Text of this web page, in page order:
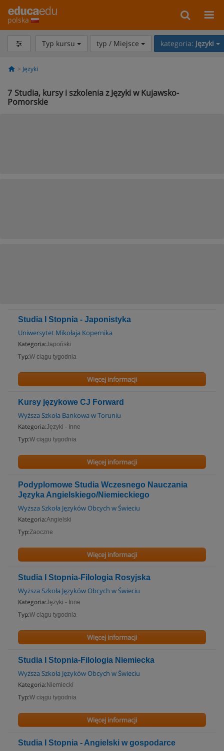
polska
Typ kursu typ / Miejsce kategoria: Języki
Języki
7 Studia, kursy i szkolenia z Języki w Kujawsko-
Pomorskie
Studia I Stopnia - Japonistyka
Uniwersytet Mikołaja Kopernika
Kategoria:Japoński
Typ:W ciągu tygodnia
Więcej informacji
Kursy językowe CJ Forward
Wyższa Szkoła Bankowa w Toruniu
Kategoria:Języki - Inne
Typ:W ciągu tygodnia
Więcej informacji
Podyplomowe Studia Wczesnego Nauczania
Języka Angielskiego/Niemieckiego
Wyższa Szkoła Języków Obcych w Świeciu
Kategoria:Angielski
Typ:Zaoczne
Więcej informacji
Studia I Stopnia-Filologia Rosyjska
Wyższa Szkoła Języków Obcych w Świeciu
Kategoria:Języki - Inne
Typ:W ciągu tygodnia
Więcej informacji
Studia I Stopnia-Filologia Niemiecka
Wyższa Szkoła Języków Obcych w Świeciu
Kategoria: Niemiecki
Typ:W ciągu tygodnia
Więcej informacji
Studia I Stopnia - Angielski w gospodarce